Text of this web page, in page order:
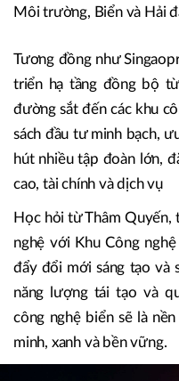
Môi trường, Biển và Hải
Tương đồng như
triển hạ tầng đồng bộ
đường sắt đến các khu
sách đầu tư minh bạch,
hút nhiều tập đoàn lớn,
cao, tài chính và dịch vụ
Học hỏi từ Thâm
nghệ với Khu Công
đẩy đổi mới sáng tạo và
năng lượng tái tạo và
công nghệ biển sẽ là
minh, xanh và bền vững.